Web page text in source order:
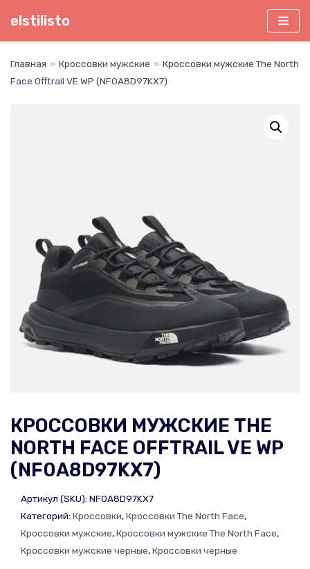
Перейти
elstilisto
Главная » Кроссовки мужские » Кроссовки мужские The North
Face Offtrail VE WP (NF0A8D97KX7)
КРОССОВКИ МУЖСКИЕ THE
NORTH FACE OFFTRAIL VE WP
(NF0A8D97KX7)
Артикул (SKU): NF0A8D97KX7
Категорий: Кроссовки,Кроссовки The North Face,
Кроссовки мужские,Кроссовки мужские The North Face,
Кроссовки мужские черные,Кроссовки черные